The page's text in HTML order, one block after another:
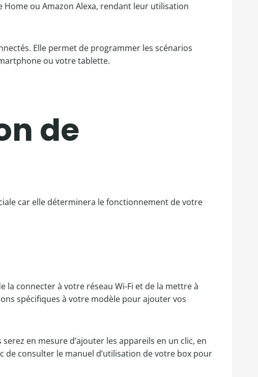
Home ou Amazon Alexa, rendant leur utilisation
Elle permet de programmer les scénarios
ou votre tablette.
de
car elle déterminera le fonctionnement de votre
connecter à votre réseau Wi-Fi et de la mettre à
spécifiques à votre modèle pour ajouter vos
en mesure d’ajouter les appareils en un clic, en
de consulter le manuel d’utilisation de votre box pour